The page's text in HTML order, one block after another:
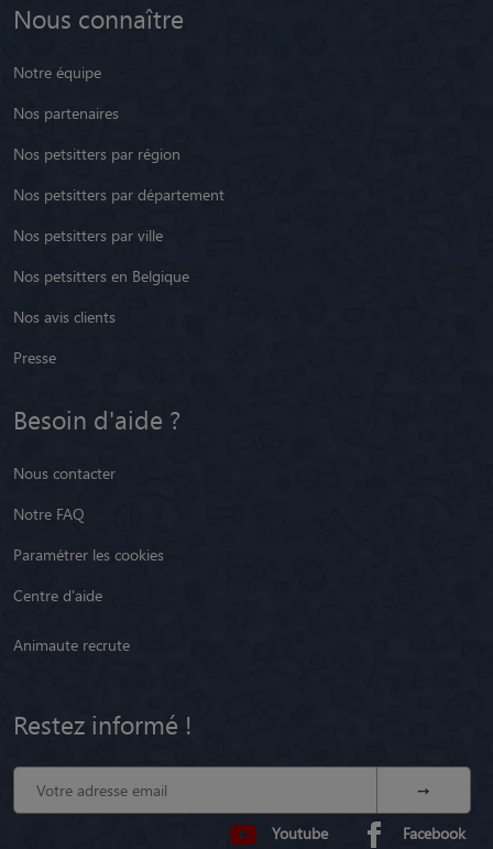
Nous connaître
Notre équipe
Nos partenaires
Nos petsitters par région
Nos petsitters par département
Nos petsitters par ville
Nos petsitters en Belgique
Nos avis clients
Presse
Besoin d'aide ?
Nous contacter
Notre FAQ
Paramétrer les cookies
Centre d'aide
Animaute recrute
Restez informé !
Youtube Facebook